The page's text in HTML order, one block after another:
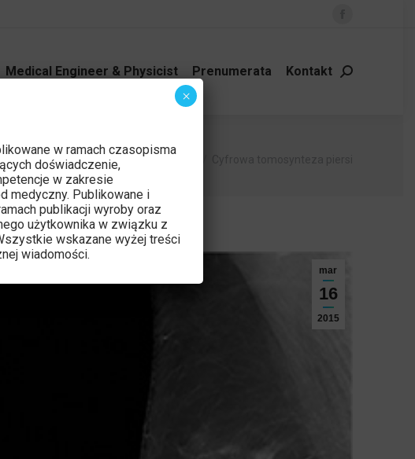
Facebook
opens
Medical Engineer & Physicist Prenumerata Kontakt Szukaj:
Jesteś tutaj:
Strona główna
mar
16
2015
w ramach czasopisma
doświadczenie,
w zakresie
medyczny. Publikowane i
publikacji wyroby oraz
użytkownika w związku z
wskazane wyżej treści
wiadomości.
×